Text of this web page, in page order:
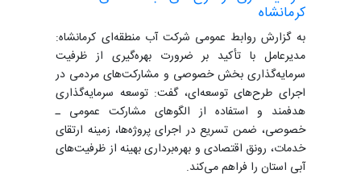
کرمانشاه
به گزارش روابط عمومی شرکت آب منطقه‌ای کرمانشاه:
مدیرعامل با تأکید بر ضرورت بهره‌گیری از ظرفیت
سرمایه‌گذاری بخش خصوصی و مشارکت‌های مردمی در
اجرای طرح‌های توسعه‌ای، گفت: توسعه سرمایه‌گذاری
هدفمند و استفاده از الگوهای مشارکت عمومی ـ
خصوصی، ضمن تسریع در اجرای پروژه‌ها، زمینه ارتقای
خدمات، رونق اقتصادی و بهره‌برداری بهینه از ظرفیت‌های
آبی استان را فراهم می‌کند.